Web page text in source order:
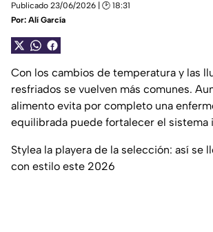
Publicado 23/06/2026 | 🕑 18:31
Por: Alí García
Con los cambios de temperatura y las
resfriados se vuelven más comunes.
alimento evita por completo una
equilibrada puede fortalecer el sistema
Stylea la playera de la selección: así se
con estilo este 2026